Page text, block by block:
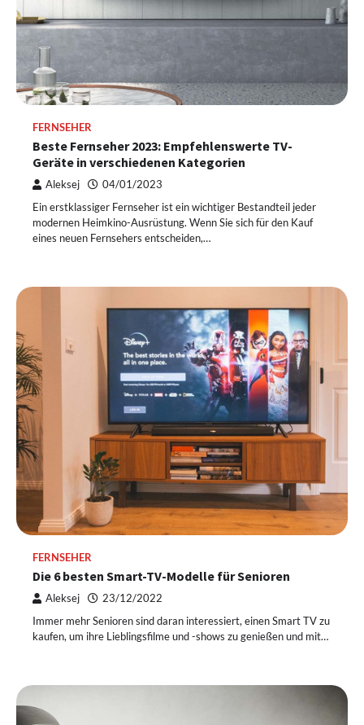
FERNSEHER
Beste Fernseher 2023: Empfehlenswerte TV-
Geräte in verschiedenen Kategorien
Aleksej 04/01/2023
Ein erstklassiger Fernseher ist ein wichtiger Bestandteil jeder
modernen Heimkino-Ausrüstung. Wenn Sie sich für den Kauf
eines neuen Fernsehers entscheiden,…
FERNSEHER
Die 6 besten Smart-TV-Modelle für Senioren
Aleksej 23/12/2022
Immer mehr Senioren sind daran interessiert, einen Smart TV zu
kaufen, um ihre Lieblingsfilme und -shows zu genießen und mit…